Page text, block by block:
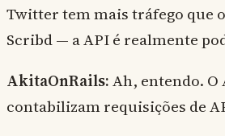
Twitter tem mais tráfego que
Scribd — a API é realmente
AkitaOnRails:Ah, entendo. O
contabilizam requisições de